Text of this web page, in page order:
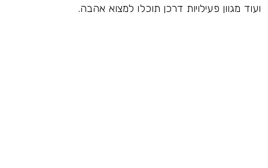
ועוד מגוון פעילויות דרכן תוכלו למצוא אהבה.